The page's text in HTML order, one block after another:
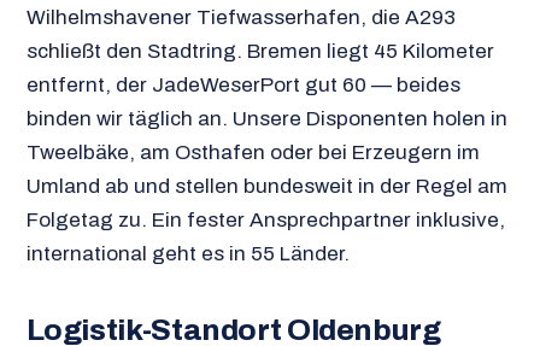
Wilhelmshavener Tiefwasserhafen, die A293
schließt den Stadtring. Bremen liegt 45 Kilometer
entfernt, der JadeWeserPort gut 60 — beides
binden wir täglich an. Unsere Disponenten holen in
Tweelbäke, am Osthafen oder bei Erzeugern im
Umland ab und stellen bundesweit in der Regel am
Folgetag zu. Ein fester Ansprechpartner inklusive,
international geht es in 55 Länder.
Logistik-Standort Oldenburg